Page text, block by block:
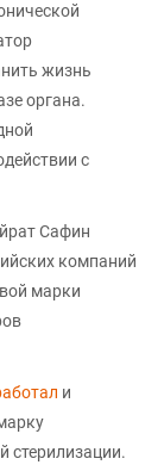
жизнь
органа.
с
Сафин
компаний
марки
и
стерилизации.